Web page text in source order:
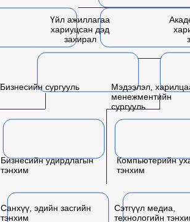
Үйл ажиллагаа
хариуцсан дэд
захирал
Бизнесийн сургууль
Мэдээлэл,
менежментийн
сургууль
Бизнесийн удирдлагын
тэнхим
Компьютерийн
тэнхим
Санхүү, эдийн засгийн
тэнхим
Сэтгүүл медиа,
технологийн